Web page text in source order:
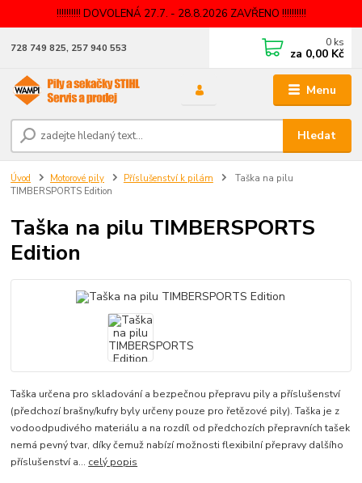
!!!!!!!!!! DOVOLENÁ 27.7. - 28.8.2026 ZAVŘENO !!!!!!!!!!
Menu
Hledat
728 749 825, 257 940 553 0 ks
za 0,00 Kč
Úvod Motorové pily Příslušenství k pilám
Taška na pilu
TIMBERSPORTS Edition
Taška na pilu TIMBERSPORTS
Edition
Taška určena pro skladování a bezpečnou přepravu pily a příslušenství
(předchozí brašny/kufry byly určeny pouze pro řetězové pily). Taška je z
vodoodpudivého materiálu a na rozdíl od předchozích přepravních tašek
nemá pevný tvar, díky čemuž nabízí možnosti flexibilní přepravy dalšího
příslušenství a... celý popis